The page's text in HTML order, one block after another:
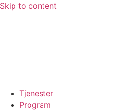
Skip to content
Tjenester
Program